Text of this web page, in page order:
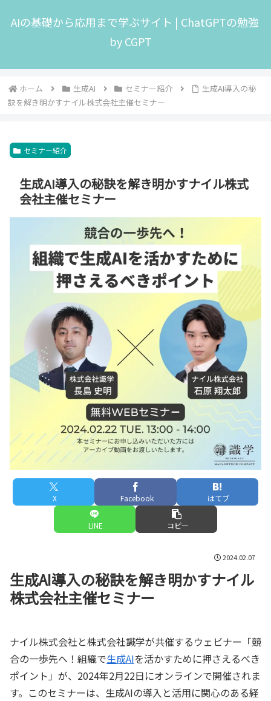
AIの基礎から応用まで学ぶサイト | ChatGPTの勉強
by CGPT
ホーム 生成AI セミナー紹介
生成AI導入の秘
訣を解き明かすナイル株式会社主催セミナー
セミナー紹介
生成AI導入の秘訣を解き明かすナイル株式
会社主催セミナー
X Facebook はてブ
LINE コピー
2024.02.07
生成AI導入の秘訣を解き明かすナイル
株式会社主催セミナー
ナイル株式会社と株式会社識学が共催するウェビナー「競
合の一歩先へ！組織で生成AIを活かすために押さえるべき
ポイント」が、2024年2月22日にオンラインで開催されま
す。このセミナーは、生成AIの導入と活用に関心のある経